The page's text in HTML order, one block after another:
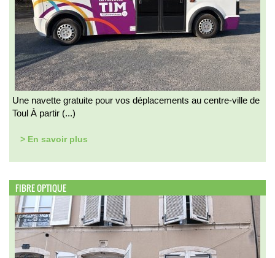
Une navette gratuite pour vos déplacements au centre-ville de
Toul À partir (...)
> En savoir plus
FIBRE OPTIQUE